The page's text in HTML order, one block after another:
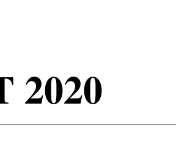
2020